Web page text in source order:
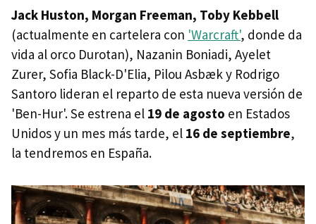
Jack Huston, Morgan Freeman, Toby Kebbell
(actualmente en cartelera con 'Warcraft', donde da
vida al orco Durotan), Nazanin Boniadi, Ayelet
Zurer, Sofia Black-D'Elia, Pilou Asbæk y Rodrigo
Santoro lideran el reparto de esta nueva versión de
'Ben-Hur'. Se estrena el 19 de agosto en Estados
Unidos y un mes más tarde, el 16 de septiembre,
la tendremos en España.